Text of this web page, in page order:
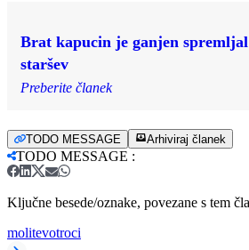
Brat kapucin je ganjen
staršev
Preberite članek
TODO MESSAGE Arhiviraj članek
TODO MESSAGE :
Ključne besede/oznake, povezane s tem
molitevotroci